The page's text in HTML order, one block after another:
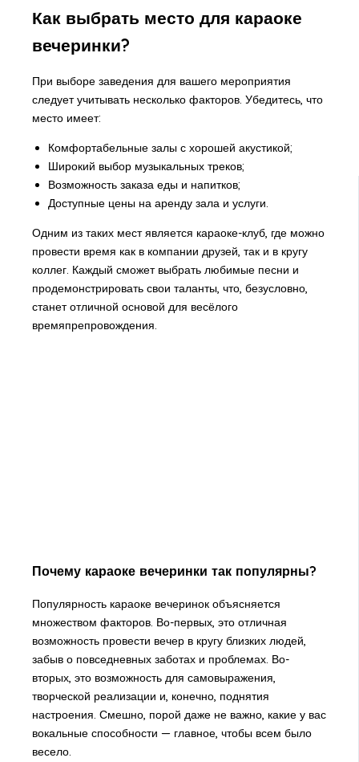
Как выбрать место для караоке
вечеринки?
При выборе заведения для вашего мероприятия
следует учитывать несколько факторов. Убедитесь, что
место имеет:
Комфортабельные залы с хорошей акустикой;
Широкий выбор музыкальных треков;
Возможность заказа еды и напитков;
Доступные цены на аренду зала и услуги.
Одним из таких мест является караоке-клуб, где можно
провести время как в компании друзей, так и в кругу
коллег. Каждый сможет выбрать любимые песни и
продемонстрировать свои таланты, что, безусловно,
станет отличной основой для весёлого
времяпрепровождения.
Почему караоке вечеринки так популярны?
Популярность караоке вечеринок объясняется
множеством факторов. Во-первых, это отличная
возможность провести вечер в кругу близких людей,
забыв о повседневных заботах и проблемах. Во-
вторых, это возможность для самовыражения,
творческой реализации и, конечно, поднятия
настроения. Смешно, порой даже не важно, какие у вас
вокальные способности — главное, чтобы всем было
весело.